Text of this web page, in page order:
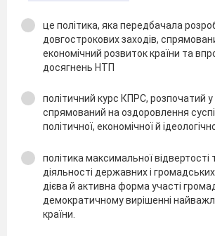
це політика, яка передбачала
довгострокових заходів,
економічний розвиток країни та
досягнень НТП
політичний курс КПРС, розпочатий у
спрямований на оздоровлення
політичної, економічної й
політика максимальної відвертості
діяльності державних і громадських
дієва й активна форма участі
демократичному вирішенні
країни.